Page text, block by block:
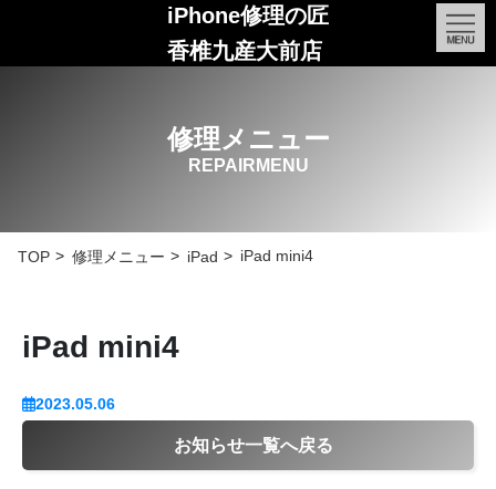
iPhone修理の匠
香椎九産大前店
修理メニュー
REPAIRMENU
TOP 修理メニュー iPad iPad mini4
iPad mini4
2023.05.06
お知らせ一覧へ戻る